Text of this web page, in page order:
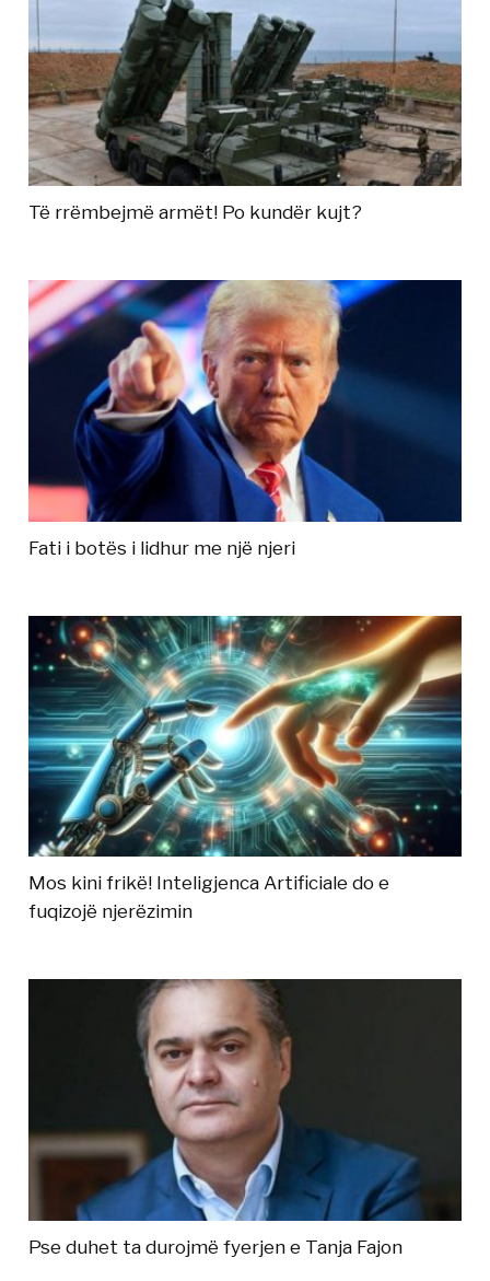
Të rrëmbejmë armët! Po kundër kujt?
Fati i botës i lidhur me një njeri
Mos kini frikë! Inteligjenca Artificiale do e
fuqizojë njerëzimin
Pse duhet ta durojmë fyerjen e Tanja Fajon